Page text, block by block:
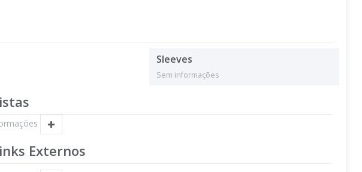
Sleeves
Sem informações
Externos